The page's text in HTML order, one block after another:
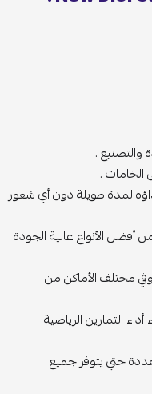
.
الخامات .
لمدة طويلة دون أي شعور
الأنواع عالية الجودة
مختلف الأماكن من
التمارين الرياضية
حتي يتوفر جميع